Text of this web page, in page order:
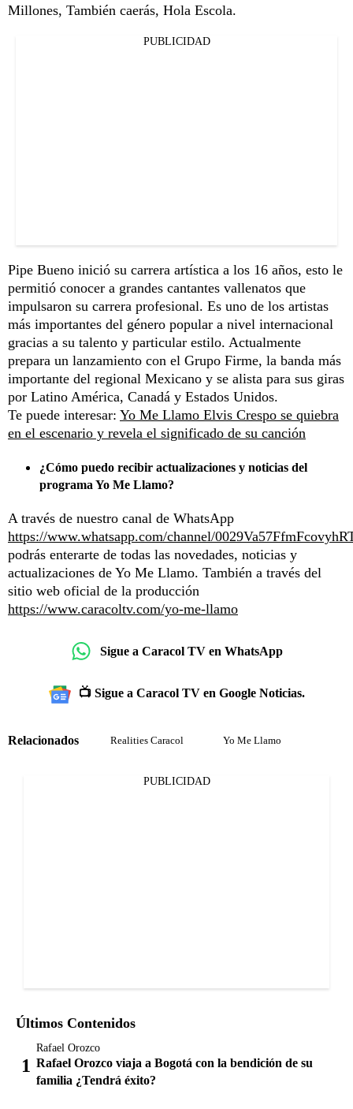
Millones, También caerás, Hola Escola.
PUBLICIDAD
Pipe Bueno inició su carrera artística a los 16 años, esto le
permitió conocer a grandes cantantes vallenatos que
impulsaron su carrera profesional. Es uno de los artistas
más importantes del género popular a nivel internacional
gracias a su talento y particular estilo. Actualmente
prepara un lanzamiento con el Grupo Firme, la banda más
importante del regional Mexicano y se alista para sus giras
por Latino América, Canadá y Estados Unidos.
Te puede interesar: Yo Me Llamo Elvis Crespo se quiebra
en el escenario y revela el significado de su canción
¿Cómo puedo recibir actualizaciones y noticias del
programa Yo Me Llamo?
A través de nuestro canal de WhatsApp
https://www.whatsapp.com/channel/
podrás enterarte de todas las novedades, noticias y
actualizaciones de Yo Me Llamo. También a través del
sitio web oficial de la producción
https://www.caracoltv.com/yo-me-llamo
Sigue a Caracol TV en WhatsApp
📺 Sigue a Caracol TV en Google Noticias.
Relacionados Realities Caracol Yo Me Llamo
PUBLICIDAD
Últimos Contenidos
Rafael Orozco
Rafael Orozco viaja a Bogotá con la bendición de su
familia ¿Tendrá éxito?